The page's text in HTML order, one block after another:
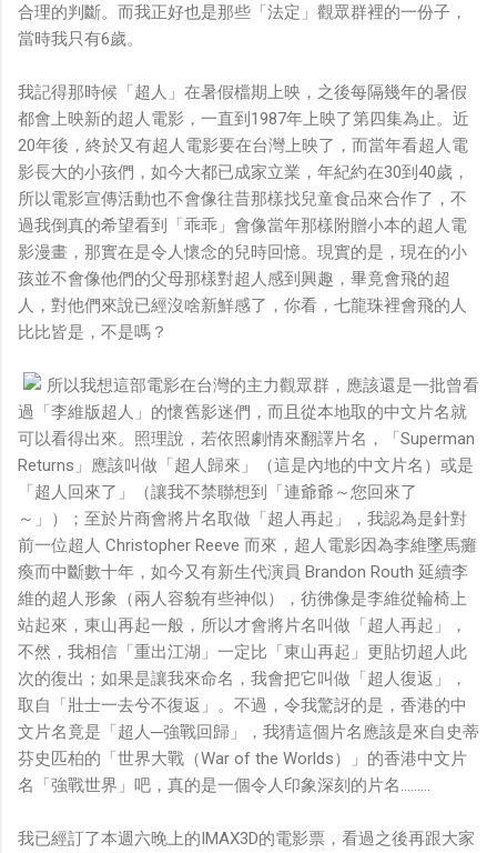
合理的判斷。而我正好也是那些「法定」觀眾群裡的一份子，
當時我只有6歲。
我記得那時候「超人」在暑假檔期上映，之後每隔幾年的暑假
都會上映新的超人電影，一直到1987年上映了第四集為止。近
20年後，終於又有超人電影要在台灣上映了，而當年看超人電
影長大的小孩們，如今大都已成家立業，年紀約在30到40歲，
所以電影宣傳活動也不會像往昔那樣找兒童食品來合作了，不
過我倒真的希望看到「乖乖」會像當年那樣附贈小本的超人電
影漫畫，那實在是令人懷念的兒時回憶。現實的是，現在的小
孩並不會像他們的父母那樣對超人感到興趣，畢竟會飛的超
人，對他們來說已經沒啥新鮮感了，你看，七龍珠裡會飛的人
比比皆是，不是嗎？
所以我想這部電影在台灣的主力觀眾群，應該還是一批曾看
過「李維版超人」的懷舊影迷們，而且從本地取的中文片名就
可以看得出來。照理說，若依照劇情來翻譯片名，「Superman
Returns」應該叫做「超人歸來」（這是內地的中文片名）或是
「超人回來了」（讓我不禁聯想到「連爺爺～您回來了
～」）；至於片商會將片名取做「超人再起」，我認為是針對
前一位超人 Christopher Reeve 而來，超人電影因為李維墜馬癱
瘓而中斷數十年，如今又有新生代演員 Brandon Routh 延續李
維的超人形象（兩人容貌有些神似），彷彿像是李維從輪椅上
站起來，東山再起一般，所以才會將片名叫做「超人再起」，
不然，我相信「重出江湖」一定比「東山再起」更貼切超人此
次的復出；如果是讓我來命名，我會把它叫做「超人復返」，
取自「壯士一去兮不復返」。不過，令我驚訝的是，香港的中
文片名竟是「超人─強戰回歸」，我猜這個片名應該是來自史蒂
芬史匹柏的「世界大戰（War of the Worlds）」的香港中文片
名「強戰世界」吧，真的是一個令人印象深刻的片名………
我已經訂了本週六晚上的IMAX3D的電影票，看過之後再跟大家